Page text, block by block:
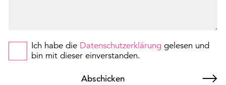
Ich habe die Datenschutzerklärung gelesen und
bin mit dieser einverstanden.
Abschicken